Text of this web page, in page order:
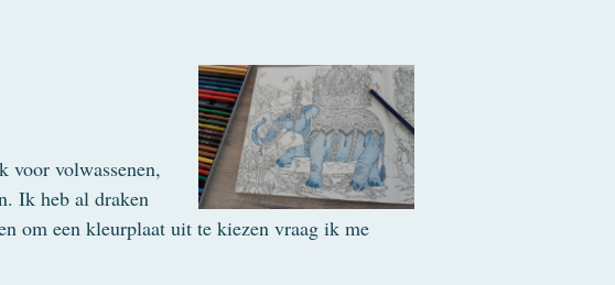
voor volwassenen,
Ik heb al draken
om een kleurplaat uit te kiezen vraag ik me